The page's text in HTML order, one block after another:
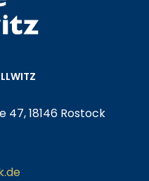
18146 Rostock